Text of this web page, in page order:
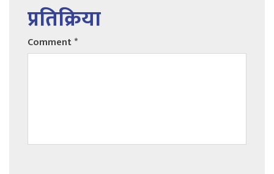
प्रतिक्रिया
Comment*